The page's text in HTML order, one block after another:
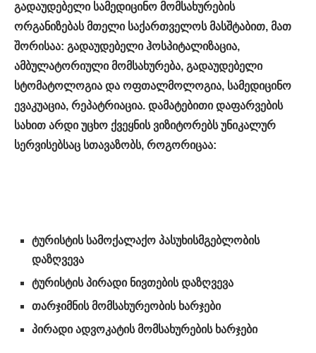
გადაუდებელი სამედიცინო მომსახურების
ორგანიზებას მთელი საქართველოს მასშტაბით, მათ
შორისაა: გადაუდებელი ჰოსპიტალიზაცია,
ამბულატორიული მომსახურება, გადაუდებელი
სტომატოლოგია და ოფთალმოლოგია, სამედიცინო
ევაკუაცია, რეპატრიაცია. დამატებითი დაფარვების
სახით არდი უცხო ქვეყნის ვიზიტორებს უნიკალურ
სერვისებსაც სთავაზობს, როგორიცაა:
ტურისტის სამოქალაქო პასუხისმგებლობის
დაზღვევა
ტურისტის პირადი ნივთების დაზღვევა
თარჯიმნის მომსახურეობის ხარჯები
პირადი ადვოკატის მომსახურების ხარჯები